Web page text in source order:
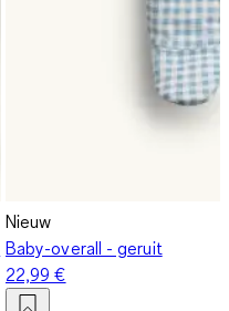
Nieuw
Baby-overall - geruit
22,99 €